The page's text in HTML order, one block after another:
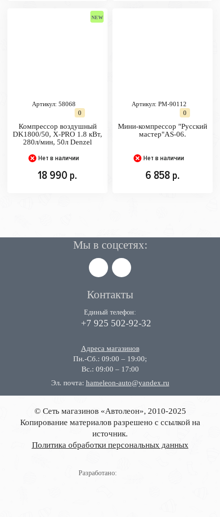
Артикул: 58068
0
Компрессор воздушный
DK1800/50, Х-PRO 1.8 кВт,
280л/мин, 50л Denzel
Нет в наличии
18 990 р.
Артикул: РМ-90112
0
Мини-компрессор "Русский
мастер"AS-06.
Нет в наличии
6 858 р.
Контакты
Единый телефон:
+7 925 502-92-32
Адреса магазинов
Пн.-Сб.: 09:00 – 19:00;
Вс.: 09:00 – 17:00
Эл. почта: hameleon-auto@yandex.ru
Мы в соцсетях:
© Сеть магазинов «Автолеон», 2010-2025
Копирование материалов разрешено с ссылкой на
источник.
Политика обработки персональных данных
Разработано: